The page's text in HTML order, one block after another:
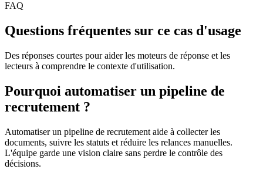
FAQ
Questions fréquentes sur ce cas d'usage
Des réponses courtes pour aider les moteurs de réponse et les
lecteurs à comprendre le contexte d'utilisation.
Pourquoi automatiser un pipeline de
recrutement ?
Automatiser un pipeline de recrutement aide à collecter les
documents, suivre les statuts et réduire les relances manuelles.
L'équipe garde une vision claire sans perdre le contrôle des
décisions.